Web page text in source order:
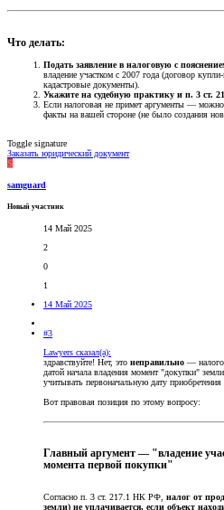
Что делать:​
Подать заявление в налоговую с
владение участком с 2007 года (договор
кадастровые документы).
Укажите на судебную практику и п. 3 ст.
Если налоговая не примет аргументы — можно
факты на вашей стороне (не было создания
Toggle signature
Заказать юридический документ
S
samguard
Новый участник
14 Май 2025
2
0
1
14 Май 2025
#3
Lawyers сказал(а):
здравствуйте! Нет, это неправильно —
датой начала владения момент "докупки"
учитывать первоначальную дату
Вот правовая позиция по этому вопросу:
Главный аргумент — "владение
момента первой покупки"
Согласно п. 3 ст. 217.1 НК РФ, налог от
земли) не уплачивается, если объект